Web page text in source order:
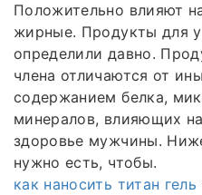
Положительно влияют
жирные. Продукты для
определили давно.
члена отличаются от
содержанием белка,
минералов, влияющих
здоровье мужчины.
нужно есть, чтобы.
как наносить титан гель